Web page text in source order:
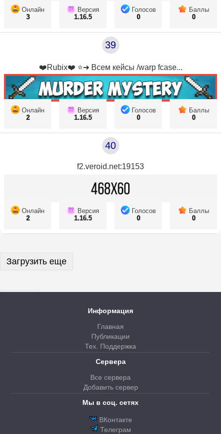
Онлайн
3
Версия
1.16.5
Голосов
0
Баллы
0
39
❤️Rubix❤️ ⭐➜ Всем кейсы /warp fcase...
Онлайн
2
Версия
1.16.5
Голосов
0
Баллы
0
40
f2.veroid.net:19153
Онлайн
2
Версия
1.16.5
Голосов
0
Баллы
0
Загрузить еще
Информация
Главная
Публикации
Тех. Поддержка
Сервера
Все сервера
Добавить сервер
Мы в соц. сетях
ВКонтакте
Телеграм